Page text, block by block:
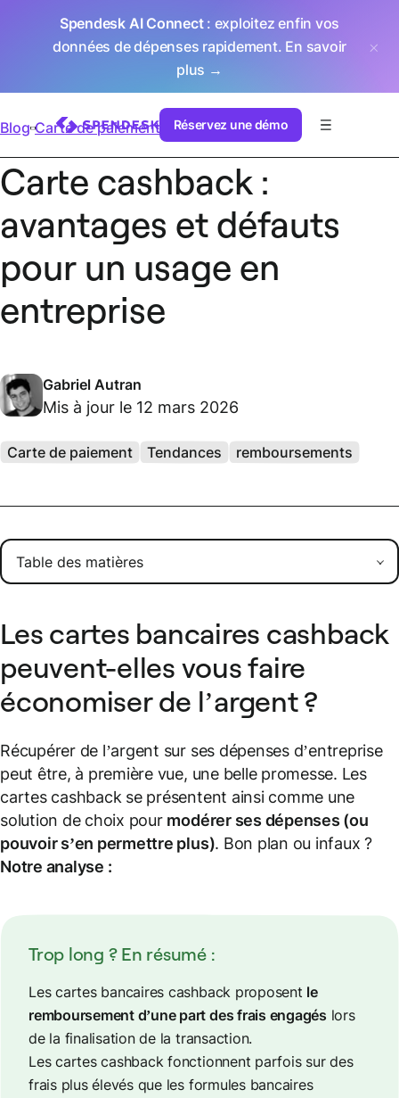
Spendesk AI Connect: exploitez enfin vos
données de dépenses rapidement. En savoir
plus →
Réservez une démo
Blog Carte de paiement
Carte cashback :
avantages et défauts
pour un usage en
entreprise
Gabriel Autran
Mis à jour le 12 mars 2026
Carte de paiement Tendances remboursements
Les cartes bancaires cashback
peuvent-elles vous faire
économiser de l’argent ?
Récupérer de l’argent sur ses dépenses d’entreprise
peut être, à première vue, une belle promesse. Les
cartes cashback se présentent ainsi comme une
solution de choix pour modérer ses dépenses (ou
pouvoir s’en permettre plus). Bon plan ou infaux ?
Notre analyse :
Trop long ? En résumé :
Les cartes bancaires cashback proposent le
remboursement d’une part des frais engagés lors
de la finalisation de la transaction.
Les cartes cashback fonctionnent parfois sur des
frais plus élevés que les formules bancaires